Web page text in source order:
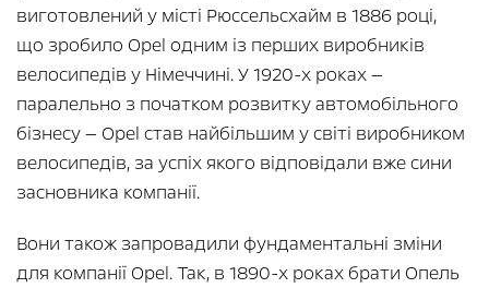
виготовлений у місті Рюссельсхайм в 1886 році,
що зробило Opel одним із перших виробників
велосипедів у Німеччині. У 1920-х роках —
паралельно з початком розвитку автомобільного
бізнесу — Opel став найбільшим у світі виробником
велосипедів, за успіх якого відповідали вже сини
засновника компанії.
Вони також запровадили фундаментальні зміни
для компанії Opel. Так, в 1890-х роках брати Опель